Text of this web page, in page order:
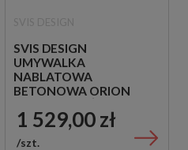
SVIS DESIGN
UMYWALKA
NABLATOWA
BETONOWA ORION
NIEBESKA
1 529,00 zł
szt.